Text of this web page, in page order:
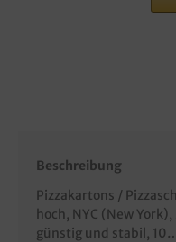
Beschreibung
Pizzakartons /
hoch, NYC (New
günstig und stabil,